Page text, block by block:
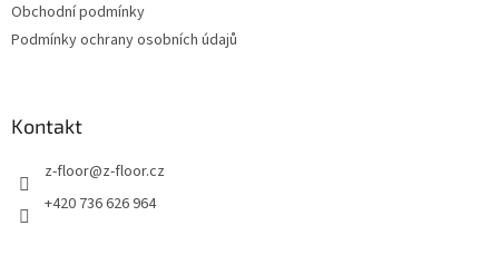
Obchodní podmínky
Podmínky ochrany osobních údajů
Kontakt
z-floor@z-floor.cz
+420 736 626 964